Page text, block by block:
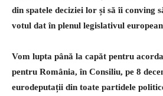
din spatele deciziei lor și să îi conving
votul dat în plenul legislativul
Vom lupta până la capăt pentru
pentru România, în Consiliu, pe 8
eurodeputații din toate partidele